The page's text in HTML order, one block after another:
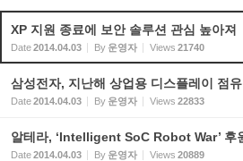
XP 지원 종료에 보안 솔루션 관심 높아져
Date2014.04.03 By 운영자 Views 21740
삼성전자, 지난해 상업용 디스플레이 점
Date2014.04.03 By 운영자 Views 22833
알테라, ‘Intelligent SoC Robot War’ 후
Date2014.04.03 By 운영자 Views 20889